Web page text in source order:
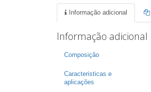
Informação adicional
Informação adicional
Composição
Caracteristicas e
aplicações